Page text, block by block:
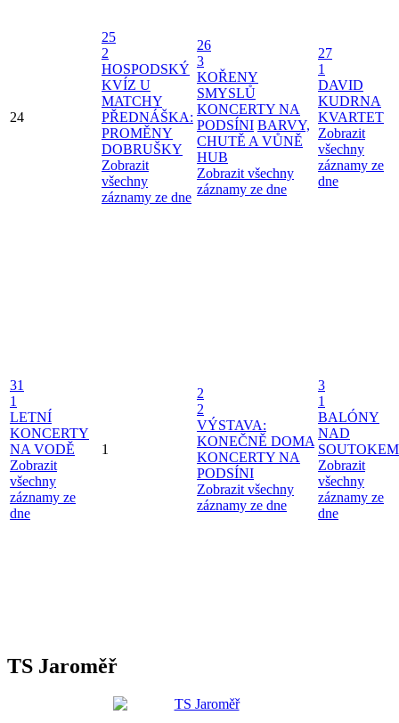
24
25
2
HOSPODSKÝ
KVÍZ U
MATCHY
PŘEDNÁŠKA:
PROMĚNY
DOBRUŠKY
Zobrazit
všechny
záznamy ze dne
26
3
KOŘENY
SMYSLŮ
KONCERTY NA
PODSÍNI BARVY,
CHUTĚ A VŮNĚ
HUB
Zobrazit všechny
záznamy ze dne
27
1
DAVID
KUDRNA
KVARTET
Zobrazit
všechny
záznamy ze
dne
31
1
LETNÍ
KONCERTY
NA VODĚ
Zobrazit
všechny
záznamy ze
dne
1
2
2
VÝSTAVA:
KONEČNĚ DOMA
KONCERTY NA
PODSÍNI
Zobrazit všechny
záznamy ze dne
3
1
BALÓNY
NAD
SOUTOKEM
Zobrazit
všechny
záznamy ze
dne
TS Jaroměř